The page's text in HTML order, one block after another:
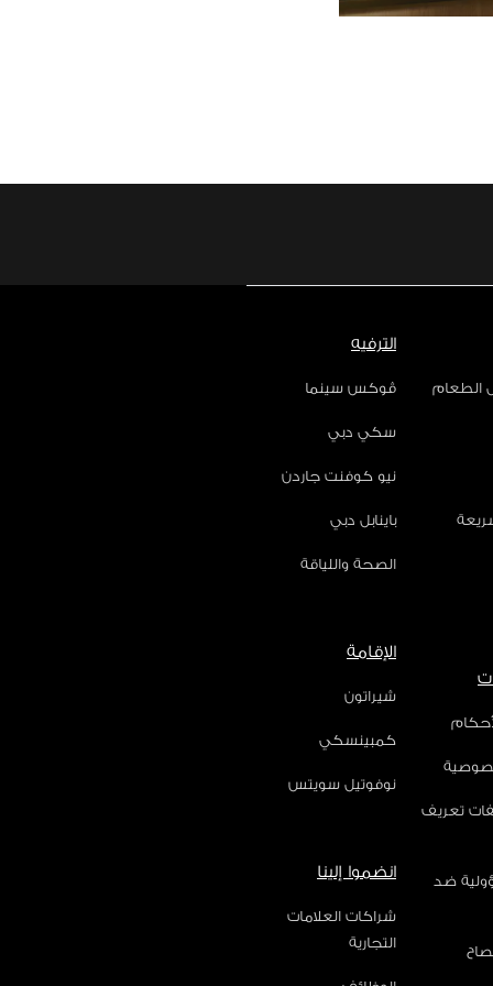
الطعام
تعريف
ضد
الترفيه
ڤوكس سينما
سكي دبي
نيو كوفنت جاردن
باينابل دبي
الصحة واللياقة
الإقامة
شيراتون
كمبينسكي
نوفوتيل سويتس
انضموا إلينا
شراكات العلامات
التجارية